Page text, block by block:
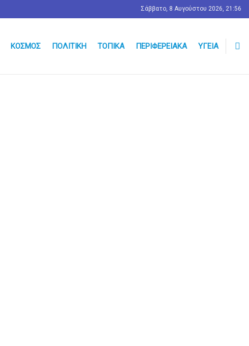
Σάββατο, 8 Αυγούστου 2026, 21:56
ΚΌΣΜΟΣ ΠΟΛΙΤΙΚΉ ΤΟΠΙΚΆ ΠΕΡΙΦΕΡΕΙΑΚΆ ΥΓΕΊΑ